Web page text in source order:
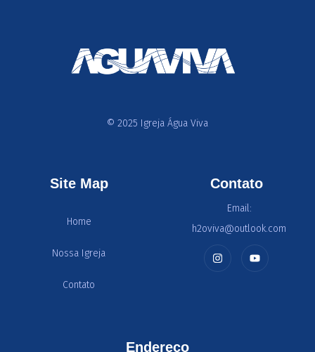
© 2025 Igreja Água Viva
Site Map
Home
Nossa Igreja
Contato
Contato
Email:
h2oviva@outlook.com
Endereço